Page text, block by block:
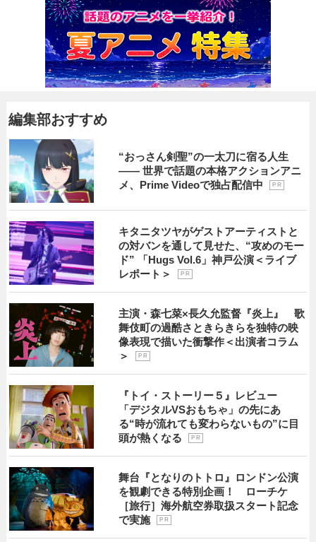
編集部おすすめ
“おっさん剣聖”の一太刀に宿る人生
―― 世界で話題の本格アクションアニ
メ、Prime Videoで独占配信中
P R
キタニタツヤがゲストアーティストと
の対バンを通して見せた、“攻めのモー
ド” 「Hugs Vol.6」神戸公演＜ライブ
レポート＞
P R
主演・森七菜×長久允監督『炎上』 歌
舞伎町の過酷さときらきらを独特の映
像表現で描いた衝撃作＜出演者コラム
＞
P R
『トイ・ストーリー５』レビュー
「デジタルVSおもちゃ」の先にあ
る“時が流れても変わらないもの”に目
頭が熱くなる
P R
舞台『となりのトトロ』ロンドン公演
を観劇できる特別企画！ ローチケ
［旅行］海外航空券取扱スタート記念
で実施
P R